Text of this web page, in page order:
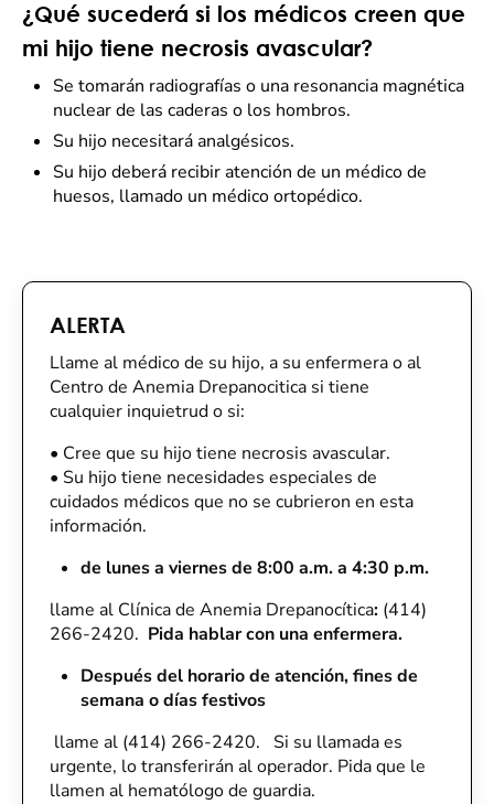
¿Qué sucederá si los médicos creen que
mi hijo tiene necrosis avascular?
Se tomarán radiografías o una resonancia magnética
nuclear de las caderas o los hombros.
Su hijo necesitará analgésicos.
Su hijo deberá recibir atención de un médico de
huesos, llamado un médico ortopédico.
ALERTA
Llame al médico de su hijo, a su enfermera o al
Centro de Anemia Drepanocitica si tiene
cualquier inquietrud o si:
• Cree que su hijo tiene necrosis avascular.
• Su hijo tiene necesidades especiales de
cuidados médicos que no se cubrieron en esta
información.
de lunes a viernes de 8:00 a.m. a 4:30 p.m.
llame al Clínica de Anemia Drepanocítica: (414)
266-2420. Pida hablar con una enfermera.
Después del horario de atención, fines de
semana o días festivos
llame al (414) 266-2420. Si su llamada es
urgente, lo transferirán al operador. Pida que le
llamen al hematólogo de guardia.